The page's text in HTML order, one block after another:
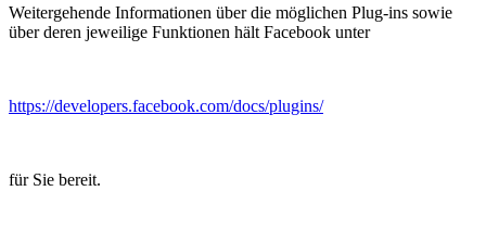
Weitergehende Informationen über die möglichen Plug-ins sowie
über deren jeweilige Funktionen hält Facebook unter
https://developers.facebook.com/docs/plugins/
für Sie bereit.